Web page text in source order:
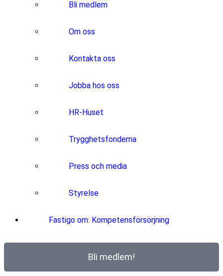
Bli medlem
Om oss
Kontakta oss
Jobba hos oss
HR-Huset
Trygghetsfonderna
Press och media
Styrelse
Fastigo om: Kompetensförsörjning
Bli medlem!